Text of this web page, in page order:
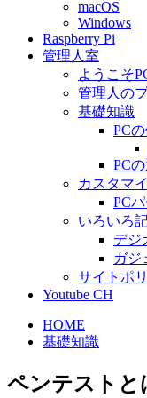
macOS
Windows
Raspberry Pi
管理人室
ようこそ
管理人の
基礎知識
PC
PC
カスタマ
PC
いろいろ
デジ
ガジ
サイトポ
Youtube CH
HOME
基礎知識
ペンテストと